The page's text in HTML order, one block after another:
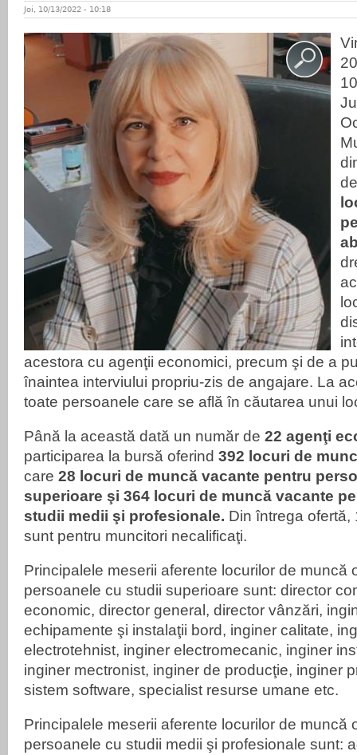
Joi, 10/13/2022 - 10:18
acestora cu agenţii economici, precum şi de a
înaintea interviului propriu-zis de angajare. La
toate persoanele care se află în căutarea unui
Până la această dată un număr de 22 agenţi
participarea la bursă oferind 392 locuri de
care 28 locuri de muncă vacante pentru
superioare şi 364 locuri de muncă vacante p
studii medii şi profesionale. Din întrega
sunt pentru muncitori necalificaţi.
Principalele meserii aferente locurilor de muncă
persoanele cu studii superioare sunt: director
economic, director general, director vânzări,
echipamente şi instalaţii bord, inginer calitate,
electrotehnist, inginer electromecanic, inginer
inginer mectronist, inginer de producţie, inginer
sistem software, specialist resurse umane etc.
Principalele meserii aferente locurilor de muncă
persoanele cu studii medii şi profesionale sunt: